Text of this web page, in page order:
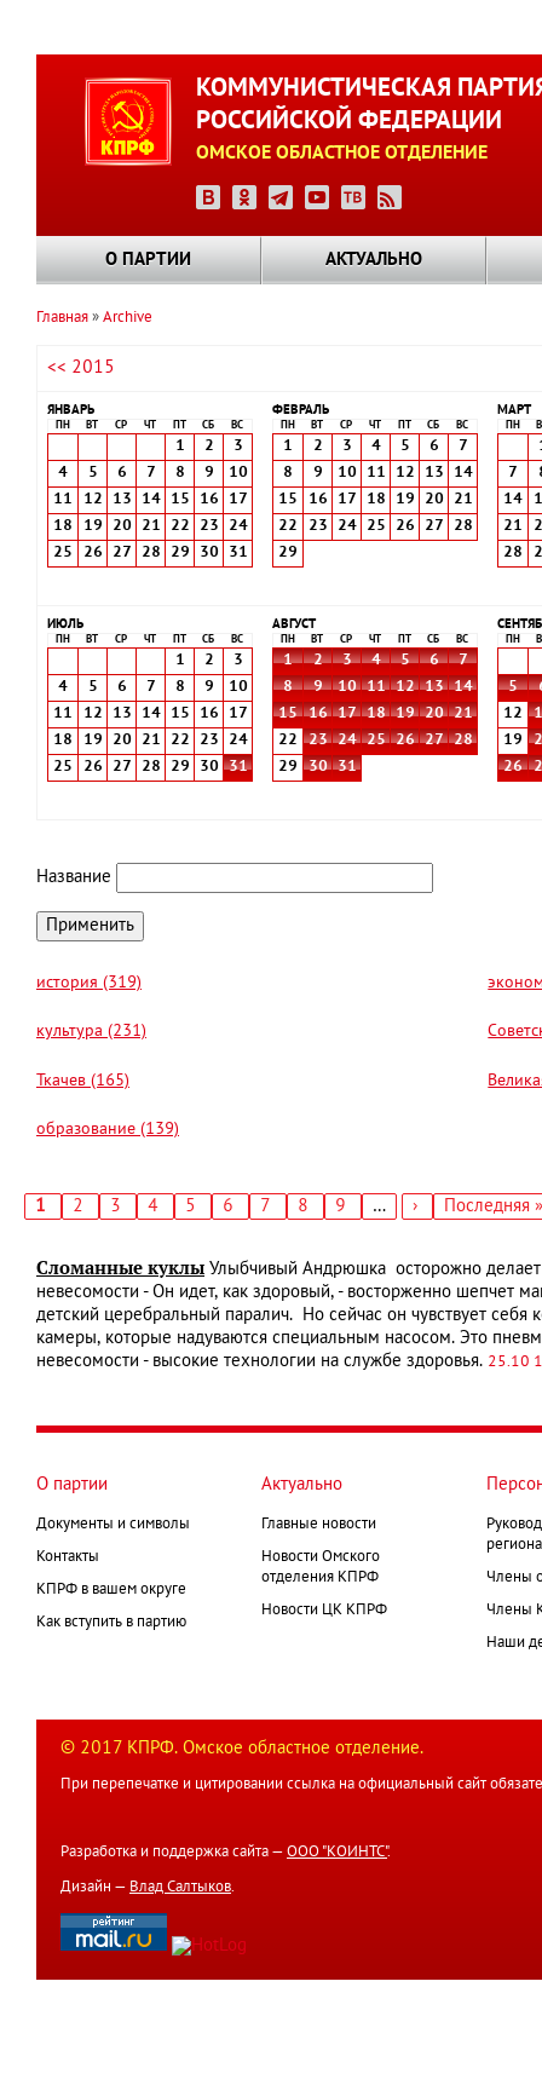
КОММУНИСТИЧЕСКАЯ
РОССИЙСКОЙ ФЕДЕРАЦИИ
ОМСКОЕ ОБЛАСТНОЕ ОТДЕЛЕНИЕ
О ПАРТИИ АКТУАЛЬНО
навигации
Главная Archive
<< 2015
ЯНВАРЬ
ПН ВТ СР ЧТ СБ ВС
1 2
3
4
5 6 7 8 9
10
11
12 13 14 15 16
17
18
19 20 21 22 23
24
25
26 27 28 29 30 31
ФЕВРАЛЬ
ПН ВТ СР ЧТ СБ ВС
1 2 3 4 5 6
7
8
9 10 11 12 13
14
15
16 17 18 19 20
21
22
23 24 25 26 27
28
29
МАРТ
ПН
7
14
21
28
ИЮЛЬ
ПН ВТ СР ЧТ СБ ВС
1 2
3
4
5 6 7 8 9
10
11
12 13 14 15 16
17
18
19 20 21 22 23
24
25
26 27 28 29 30 31
АВГУСТ
ПН ВТ СР ЧТ СБ ВС
1 2 3 4 5 6
7
8
9 10 11 12 13
14
15
16 17 18 19 20
21
22
23 24 25 26 27
28
29
30 31
ПН
5
12
19
26
Название
история (319)
культура (231)
Ткачев (165)
образование (139)
Текущая
1 Страница
2 Страница
3 Страница
4 Страница
5 Страница
6 Страница
7 Страница
8 Страница
9 …
Следующая
›
Последняя
Последняя »
Сломанные куклы Улыбчивый Андрюшка осторожно делает
невесомости - Он идет, как здоровый, - восторженно шепчет
детский церебральный паралич. Но сейчас он чувствует
камеры, которые надуваются специальным насосом. Это
невесомости - высокие технологии на службе здоровья. 25.10
О партии
Документы и символы
Контакты
КПРФ в вашем округе
Как вступить в партию
Актуально
Главные новости
Новости Омского
отделения КПРФ
Новости ЦК КПРФ
Члены
Члены
Наши
© 2017 КПРФ. Омское областное отделение.
При перепечатке и цитировании ссылка на официальный сайт
Разработка и поддержка сайта — ООО "КОИНТС".
Дизайн — Влад Салтыков.